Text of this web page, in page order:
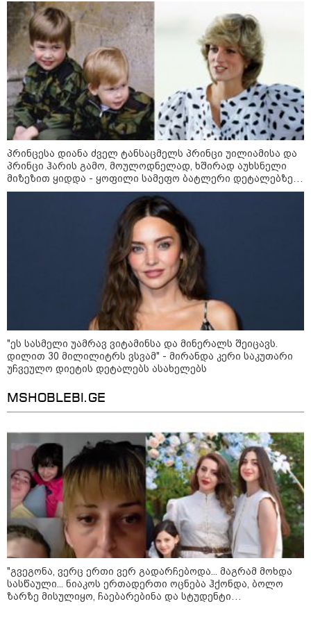
ამოუცნობი ანომალიური
მოვლენები - ტრამპის
ადმინისტრაციამ “UFO”- ს
ფაილების მორიგი პაკეტი
გამოაქვეყნა
22:30 / 07-08-2026
ინტერნეტში ამაღელვებელი
კადრები ვრცელდება - როგორ
გადაარჩინა 56 წლის კაცმა
ბავშვები აბობოქრებულ ზღვაში
დახრჩობას
კატეგორიის ყველა სიახლე
"არის პოლარიზაციის კიდევ უფრო
გაღრმავების საფრთხე და ...“
"გონებაში ვალაგებდი, ეს ამბავი
"ძალიან მძიმეა ჩემთვის ის, რაც
ახლა გითხარით“
"ეს უზნეო გზა
ხელისუფლებისთვის ცუდად
პრინცესა დიანა ძველ ტანსაცმელს პრინცი უილიამისა და
პრინცი ჰარის გამო, მოულოდნელად, ხშირად აუხსნელი
მიზეზით ყიდდა - ყოფილი სამეფო ბატლერი დეტალებზე
საკუთარ წიგნში საუბრობს
"ეს სასმელი უამრავ ვიტამინსა და მინერალს შეიცავს.
დილით 30 მილილიტრს ვსვამ" - მირანდა კერი საკუთარი
უჩვეულო დიეტის დეტალებს ასახელებს
MSHOBLEBI.GE
"გვეგონა, ვერც ერთი ვერ გადარჩებოდა... მაგრამ მოხდა
სასწაული... ნიაკოს ერთადერთი ოცნება ჰქონდა, ბოლო
ზარზე მისულიყო, ჩაებარებინა და სტუდენტი